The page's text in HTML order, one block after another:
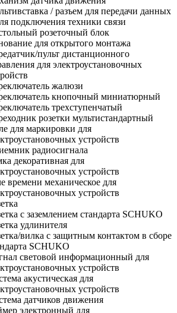
/ разъем для передачи данных
подключения техники связи
розеточный блок
для открытого монтажа
пульт дистанционного
для электроустановочных
жалюзи
кнопочный миниатюрный
трехступенчатый
розетки мультистандартный
для маркировки для
устройств
радиосигнала
декоративная для
устройств
времени механическое для
устройств
с заземлением стандарта SCHUKO
удлинителя
вилка с защитным контактом в сборе
SCHUKO
световой информационный для
устройств
акустическая для
устройств
датчиков движения
электронный для